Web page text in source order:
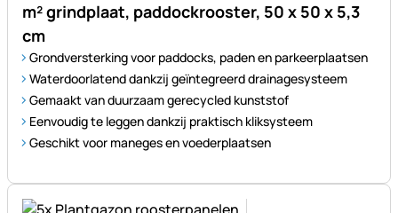
m² grindplaat, paddockrooster, 50 x 50 x 5,3
cm
Grondversterking voor paddocks, paden en parkeerplaatsen
Waterdoorlatend dankzij geïntegreerd drainagesysteem
Gemaakt van duurzaam gerecycled kunststof
Eenvoudig te leggen dankzij praktisch kliksysteem
Geschikt voor maneges en voederplaatsen